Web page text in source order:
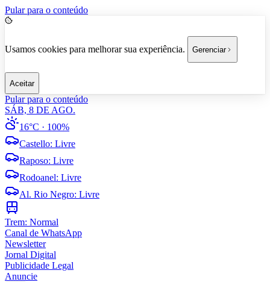
Pular para o conteúdo
Usamos cookies para melhorar sua experiência. Gerenciar
Aceitar
Pular para o conteúdo
SÁB, 8 DE AGO.
16°C · 100%
Castello: Livre
Raposo: Livre
Rodoanel: Livre
Al. Rio Negro: Livre
Trem: Normal
Canal de WhatsApp
Newsletter
Jornal Digital
Publicidade Legal
Anuncie